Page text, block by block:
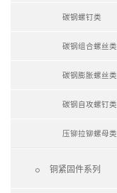
碳钢螺钉类
碳钢组合螺丝类
碳钢膨胀螺丝类
碳钢自攻螺钉类
压铆拉铆螺母类
 铜紧固件系列